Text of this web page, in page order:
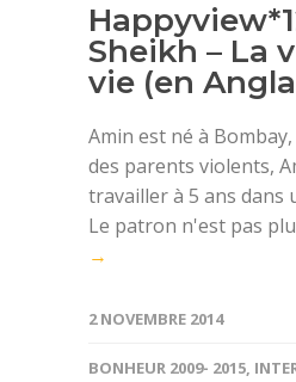
Sheikh – La
vie (en
Amin est né à Bombay,
des parents violents,
travailler à 5 ans dans
Le patron n'est pas
→
2 NOVEMBRE 2014
BONHEUR 2009- 2015,